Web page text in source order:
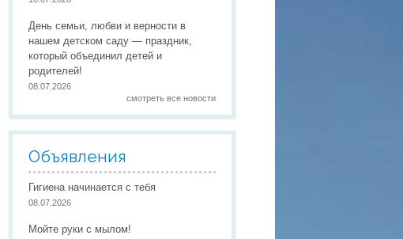
среда
услуг по присмотру и уходу
Наши работы
День семьи, любви и верности в
нашем детском саду — праздник,
который объединил детей и
родителей!
08.07.2026
смотреть все новости
Объявления
Гигиена начинается с тебя
08.07.2026
Мойте руки с мылом!